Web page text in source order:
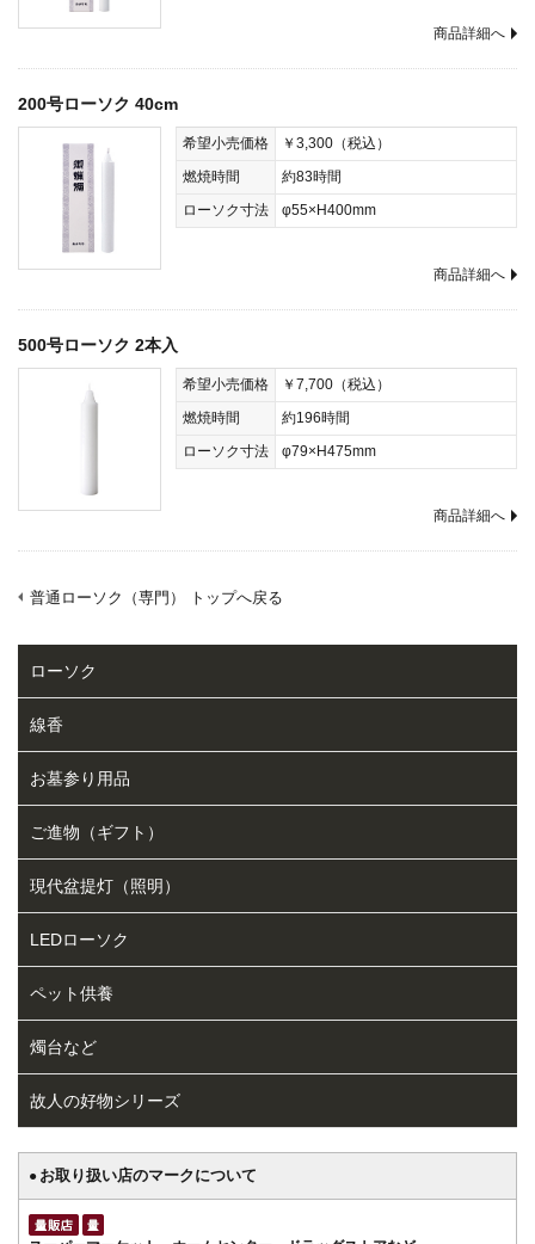
商品詳細へ
200号ローソク 40cm
希望小売価格
￥3,300（税込）
燃焼時間
約83時間
ローソク寸法
φ55×H400mm
商品詳細へ
500号ローソク 2本入
希望小売価格
￥7,700（税込）
燃焼時間
約196時間
ローソク寸法
φ79×H475mm
商品詳細へ
普通ローソク（専門） トップへ戻る
ローソク
線香
お墓参り用品
ご進物（ギフト）
現代盆提灯（照明）
LEDローソク
ペット供養
燭台など
故人の好物シリーズ
● お取り扱い店のマークについて